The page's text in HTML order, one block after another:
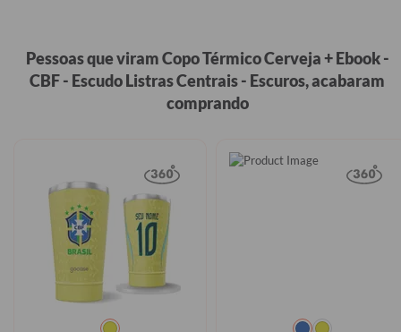
Pessoas que viram Copo Térmico Cerveja + Ebook -
CBF - Escudo Listras Centrais - Escuros, acabaram
comprando